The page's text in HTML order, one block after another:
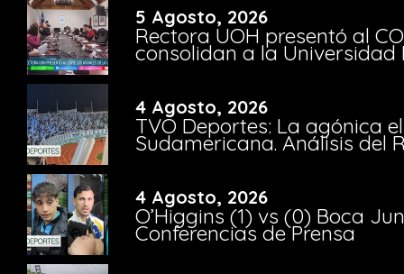
5 Agosto, 2026
Rectora UOH presentó al
consolidan a la Universidad
4 Agosto, 2026
TVO Deportes: La agónica
Sudamericana. Análisis del
4 Agosto, 2026
O’Higgins (1) vs (0) Boca
Conferencias de Prensa